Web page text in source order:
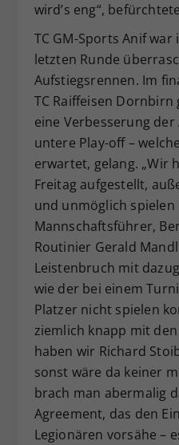
wird’s eng“,
TC GM-Sports Anif
letzten Runde
Aufstiegsrennen. Im
TC Raiffeisen
eine Verbesserung der
untere Play-off –
erwartet, gelang. „Wir
Freitag aufgestellt,
und unmöglich spielen
Mannschaftsführer,
Routinier Gerald
Leistenbruch mit
wie der bei einem
Platzer nicht spielen
ziemlich knapp mit
haben wir Richard
sonst wäre da keiner
brach man abermalig
Agreement, das den
Legionären vorsähe –